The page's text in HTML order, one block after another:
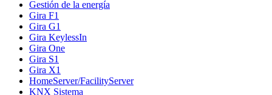
Gestión de la energía
Gira F1
Gira G1
Gira KeylessIn
Gira One
Gira S1
Gira X1
HomeServer/FacilityServer
KNX Sistema